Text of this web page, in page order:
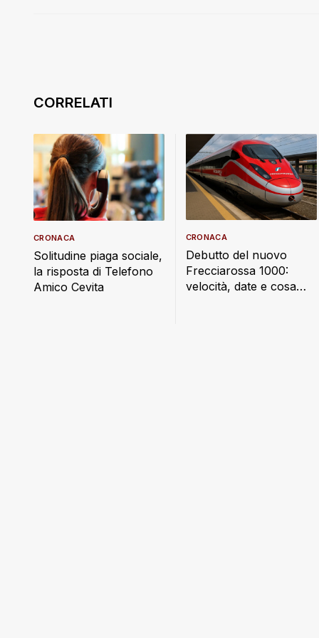
Solitudine piaga sociale,
la risposta di Telefono
Amico Cevita
CRONACA
Debutto del nuovo
Frecciarossa 1000:
velocità, date e cosa
CRONACA